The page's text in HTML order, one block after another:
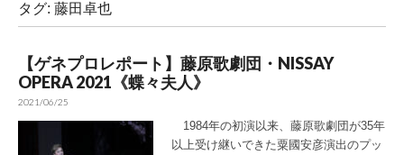
タグ: 藤田卓也
【ゲネプロレポート】藤原歌劇団・NISSAY
OPERA 2021《蝶々夫人》
2021/06/25
1984年の初演以来、藤原歌劇団が35年
以上受け継いできた粟國安彦演出のプッ